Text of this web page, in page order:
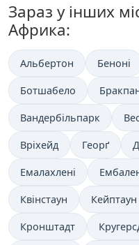
Зараз у інших
Африка:
Альбертон Беноні
Ботшабело
Вандербільпарк
Вріхейд Георґ
Емалахлені
Квінстаун Кейптаун
Кронштадт